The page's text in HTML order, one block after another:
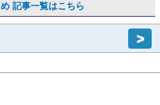
記事一覧はこちら
>